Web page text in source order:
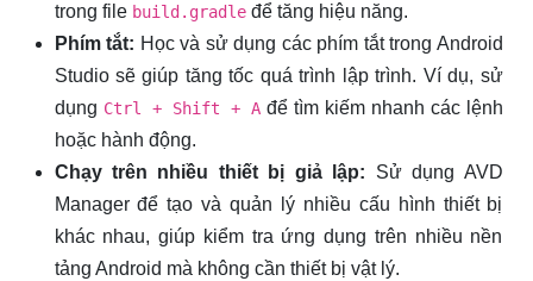
trong file build.gradleđể tăng hiệu năng.
Phím tắt: Học và sử dụng các phím tắt trong Android
Studio sẽ giúp tăng tốc quá trình lập trình. Ví dụ, sử
dụng Ctrl + Shift + Ađể tìm kiếm nhanh các lệnh
hoặc hành động.
Chạy trên nhiều thiết bị giả lập: Sử dụng AVD
Manager để tạo và quản lý nhiều cấu hình thiết bị
khác nhau, giúp kiểm tra ứng dụng trên nhiều nền
tảng Android mà không cần thiết bị vật lý.